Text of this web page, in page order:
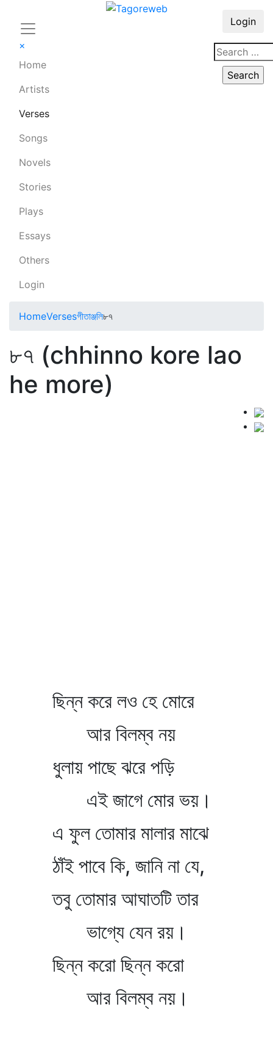
×
Home
Artists
Verses
Songs
Novels
Stories
Plays
Essays
Others
Login
Login
HomeVersesগীতাঞ্জলি৮৭
৮৭ (chhinno kore lao
he more)
ছিন্ন করে লও হে মোরে
আর বিলম্ব নয়
ধুলায় পাছে ঝরে পড়ি
এই জাগে মোর ভয়।
এ ফুল তোমার মালার মাঝে
ঠাঁই পাবে কি, জানি না যে,
তবু তোমার আঘাতটি তার
ভাগ্যে যেন রয়।
ছিন্ন করো ছিন্ন করো
আর বিলম্ব নয়।